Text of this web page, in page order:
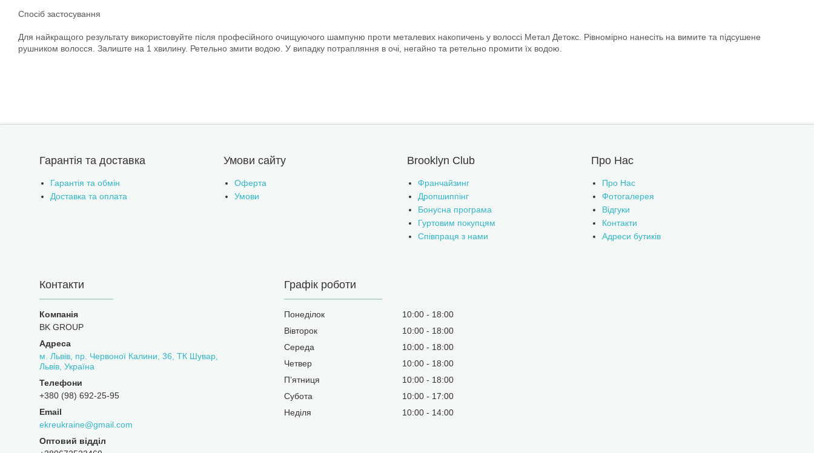
Спосіб застосування
Для найкращого результату використовуйте після професійного очищуючого шампуню проти металевих накопичень у волоссі Метал Детокс. Рівномірно нанесіть на вимите та підсушене
рушником волосся. Залиште на 1 хвилину. Ретельно змити водою. У випадку потрапляння в очі, негайно та ретельно промити їх водою.
Гарантія та доставка
Гарантія та обмін
Доставка та оплата
Умови сайту
Оферта
Умови
Brooklyn Club
Франчайзинг
Дропшиппінг
Бонусна програма
Гуртовим покупцям
Співпраця з нами
Про Нас
Про Нас
Фотогалерея
Відгуки
Контакти
Адреси бутиків
Контакти
BK GROUP
м. Львів, пр. Червоної Калини, 36, ТК Шувар,
Львів, Україна
+380 (98) 692-25-95
ekreukraine@gmail.com
Оптовий відділ
Графік роботи
Понеділок 10:00
18:00
Вівторок
10:00
18:00
Середа
10:00
18:00
Четвер
10:00
18:00
Пʼятниця
10:00
18:00
Субота
10:00
17:00
Неділя
10:00 14:00